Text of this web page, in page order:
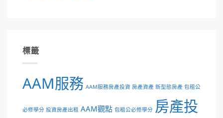
標籤
AAM服務 AAM服務房產投資 房產資產 新型態房產 包租公
必修學分 投資房產出租 AAM觀點 包租公必修學分 房產投